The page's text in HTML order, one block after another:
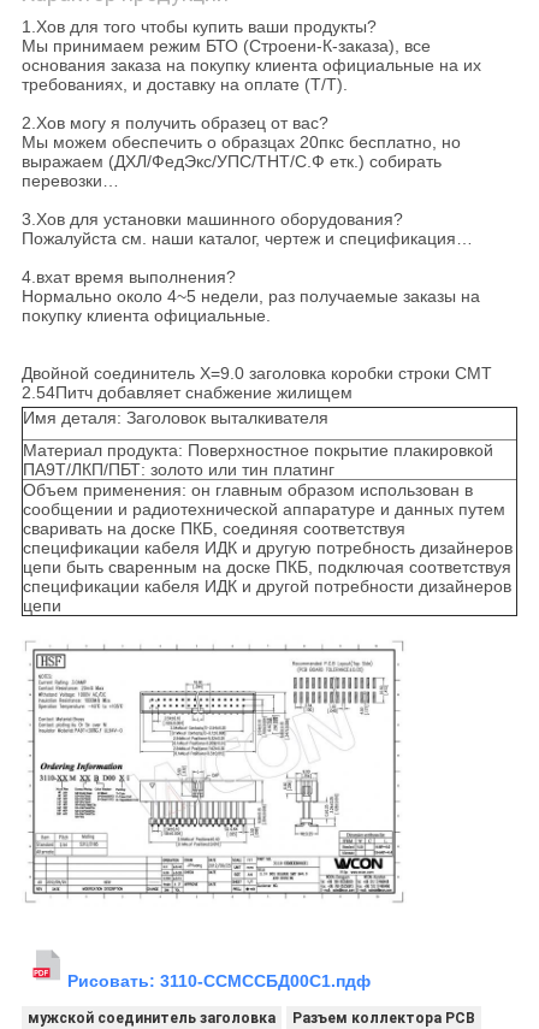
1.Хов для того чтобы купить ваши продукты?
Мы принимаем режим БТО (Строени-К-заказа), все
основания заказа на покупку клиента официальные на их
требованиях, и доставку на оплате (Т/Т).
2.Хов могу я получить образец от вас?
Мы можем обеспечить о образцах 20пкс бесплатно, но
выражаем (ДХЛ/ФедЭкс/УПС/ТНТ/С.Ф етк.) собирать
перевозки…
3.Хов для установки машинного оборудования?
Пожалуйста см. наши каталог, чертеж и спецификация…
4.вхат время выполнения?
Нормально около 4~5 недели, раз получаемые заказы на
покупку клиента официальные.
Двойной соединитель Х=9.0 заголовка коробки строки СМТ
2.54Питч добавляет снабжение жилищем
Имя деталя: Заголовок выталкивателя
Материал продукта: Поверхностное покрытие плакировкой
ПА9Т/ЛКП/ПБТ: золото или тин платинг
Объем применения: он главным образом использован в
сообщении и радиотехнической аппаратуре и данных путем
сваривать на доске ПКБ, соединяя соответствуя
спецификации кабеля ИДК и другую потребность дизайнеров
цепи быть сваренным на доске ПКБ, подключая соответствуя
спецификации кабеля ИДК и другой потребности дизайнеров
цепи
Рисовать: 3110-ССМССБД00С1.пдф
мужской соединитель заголовка
Разъем коллектора PCB